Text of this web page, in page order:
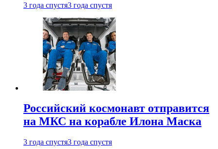
3 года спустя3 года спустя
Российский космонавт отправится
на МКС на корабле Илона Маска
3 года спустя3 года спустя